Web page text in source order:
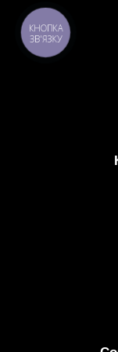
КНОПКА
ЗВ'ЯЗКУ